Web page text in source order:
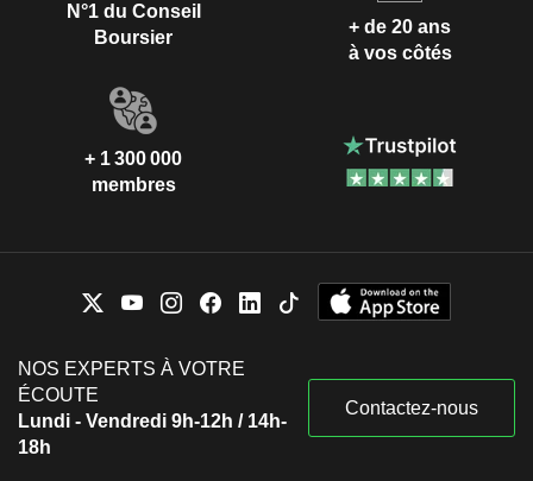
N°1 du Conseil
Boursier
+ de 20 ans
à vos côtés
+ 1 300 000
membres
NOS EXPERTS À VOTRE
ÉCOUTE
Lundi - Vendredi 9h-12h / 14h-
18h
Contactez-nous